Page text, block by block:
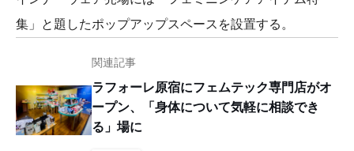
集」と題したポップアップスペースを設置する。
関連記事
ラフォーレ原宿にフェムテック専門店がオ
ープン、「身体について気軽に相談でき
る」場に